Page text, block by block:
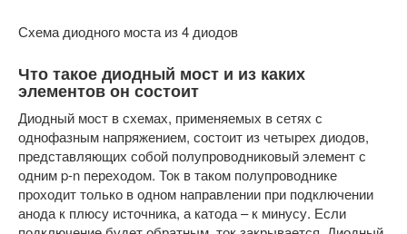
Схема диодного моста из 4 диодов
Что такое диодный мост и из каких
элементов он состоит
Диодный мост в схемах, применяемых в сетях с
однофазным напряжением, состоит из четырех диодов,
представляющих собой полупроводниковый элемент с
одним p-n переходом. Ток в таком полупроводнике
проходит только в одном направлении при подключении
анода к плюсу источника, а катода – к минусу. Если